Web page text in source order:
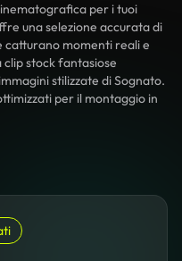
per i tuoi
una selezione accurata di
catturano momenti reali e
stock fantasiose
stilizzate di Sognato.
per il montaggio in